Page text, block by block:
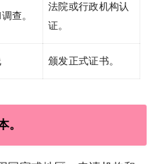
查。
法院或行政机构认
证。
颁发正式证书。
。